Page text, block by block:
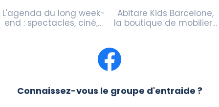
L'agenda du long week-
end : spectacles, ciné,…
Abitare Kids Barcelone,
la boutique de mobilier…
Connaissez-vous le groupe d'entraide ?